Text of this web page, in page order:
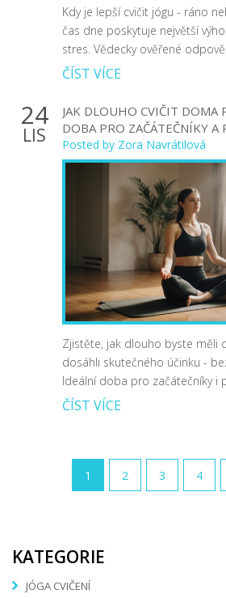
Kdy je lepší cvičit jógu - ráno
čas dne poskytuje největší
stres. Vědecky ověřené
ČÍST VÍCE
24
LIS
JAK DLOUHO CVIČIT DOMA
DOBA PRO ZAČÁTEČNÍKY A
Posted by Zora Navrátilová
Zjistěte, jak dlouho byste měli
dosáhli skutečného účinku -
Ideální doba pro začátečníky i
ČÍST VÍCE
1 2 3 4
KATEGORIE
JÓGA CVIČENÍ